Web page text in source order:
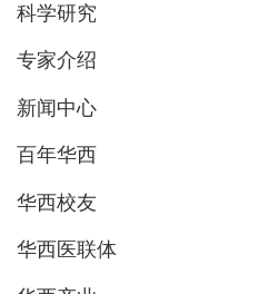
科学研究
专家介绍
新闻中心
百年华西
华西校友
华西医联体